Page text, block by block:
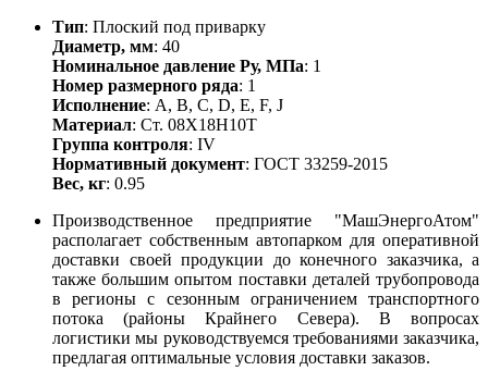
Тип: Плоский под приварку
Диаметр, мм: 40
Номинальное давление Ру, МПа: 1
Номер размерного ряда: 1
Исполнение: A, B, С, D, E, F, J
Материал: Ст. 08Х18Н10Т
Группа контроля: IV
Нормативный документ: ГОСТ 33259-2015
Вес, кг: 0.95
Производственное предприятие "МашЭнергоАтом"
располагает собственным автопарком для оперативной
доставки своей продукции до конечного заказчика, а
также большим опытом поставки деталей трубопровода
в регионы с сезонным ограничением транспортного
потока (районы Крайнего Севера). В вопросах
логистики мы руководствуемся требованиями заказчика,
предлагая оптимальные условия доставки заказов.